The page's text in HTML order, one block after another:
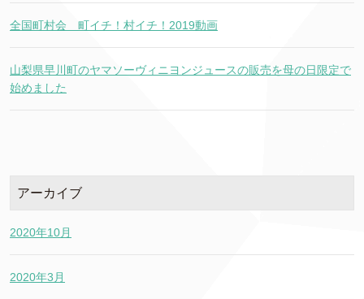
全国町村会 町イチ！村イチ！2019動画
山梨県早川町のヤマソーヴィニヨンジュースの販売を母の日限定で
始めました
アーカイブ
2020年10月
2020年3月